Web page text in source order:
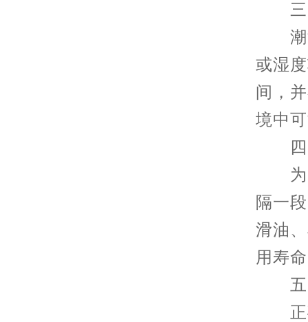
三
潮湿
或湿
间，
境中
四
为了
隔一
滑油
用寿
五
正确